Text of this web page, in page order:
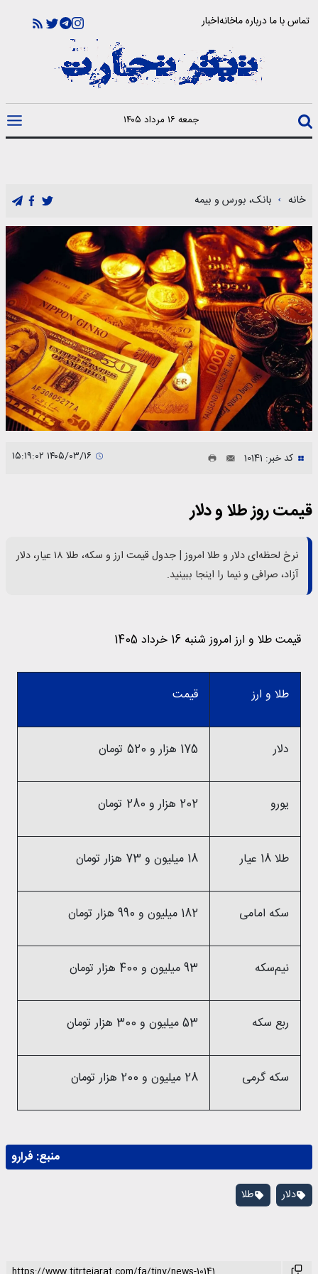
تماس با مادرباره ماخانهاخبار
جمعه ۱۶ مرداد ۱۴۰۵
خانه بانک، بورس و بیمه
کد خبر: 10141
قیمت روز طلا و دلار
نرخ لحظه‌ای دلار و طلا امروز | جدول قیمت ارز و سکه، طلا ۱۸ عیار، دلار
آزاد، صرافی و نیما را اینجا ببینید.
قیمت طلا و ارز امروز شنبه 16 خرداد 1405
طلا و ارز قیمت
دلار 175 هزار و 520 تومان
یورو 202 هزار و 280 تومان
طلا 18 عیار 18 میلیون و 73 هزار تومان
سکه امامی 182 میلیون و 990 هزار تومان
نیم‌سکه 93 میلیون و 400 هزار تومان
ربع سکه 53 میلیون و 300 هزار تومان
سکه گرمی 28 میلیون و 200 هزار تومان
منبع: فرارو
دلار طلا